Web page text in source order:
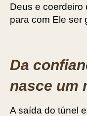
Deus e coerdeiro
para com Ele ser
Da
nasce um
A saída do túnel